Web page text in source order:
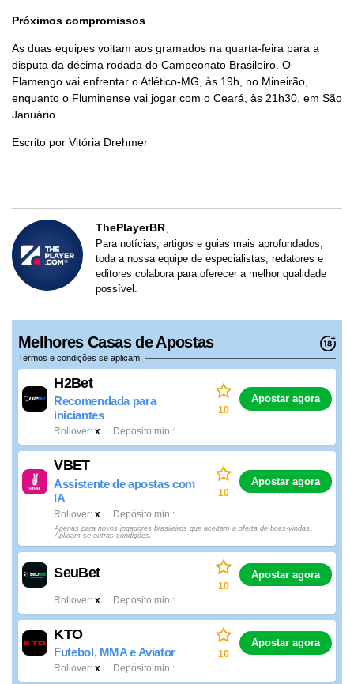
Próximos compromissos
As duas equipes voltam aos gramados na quarta-feira para a
disputa da décima rodada do Campeonato Brasileiro. O
Flamengo vai enfrentar o Atlético-MG, às 19h, no Mineirão,
enquanto o Fluminense vai jogar com o Ceará, às 21h30, em São
Januário.
Escrito por Vitória Drehmer
ThePlayerBR
Para notícias, artigos e guias mais aprofundados,
toda a nossa equipe de especialistas, redatores e
editores colabora para oferecer a melhor qualidade
possível.
Melhores Casas de Apostas
Termos e condições se aplicam
H2Bet
Recomendada para
iniciantes
x
Rollover Depósito min.
10
Apostar agora
VBET
Assistente de apostas com
IA
x
Rollover Depósito min.
10
Apostar agora
Apenas para novos jogadores brasileiros que aceitam a oferta de boas-vindas.
Aplicam-se outras condições.
SeuBet
x
Rollover Depósito min.
10
Apostar agora
KTO
Futebol, MMA e Aviator
x
Rollover Depósito min.
10
Apostar agora